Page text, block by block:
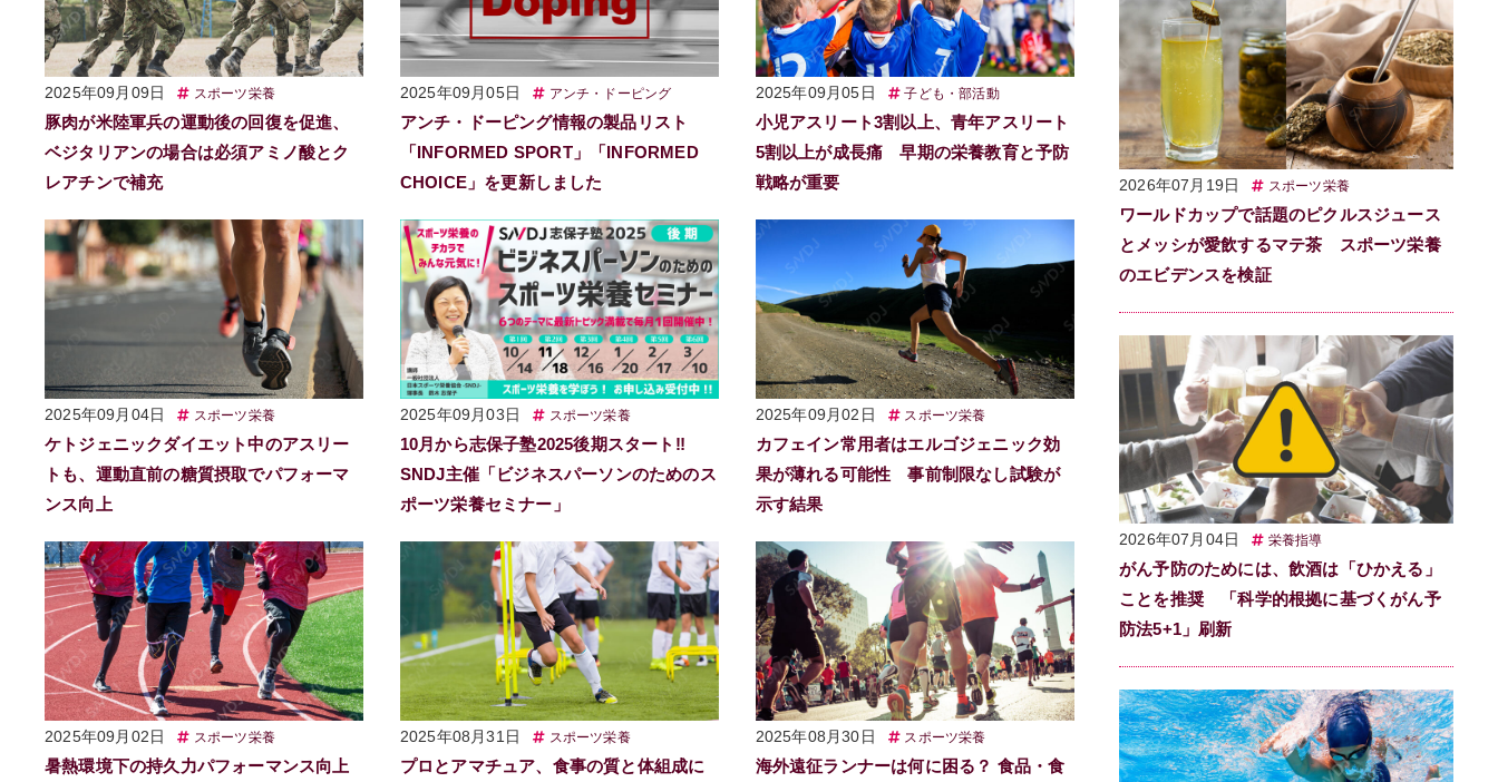
2025年09月09日 スポーツ栄養
豚肉が米陸軍兵の運動後の回復を促進、
ベジタリアンの場合は必須アミノ酸とク
レアチンで補充
2025年09月05日 アンチ・ドーピング
アンチ・ドーピング情報の製品リスト
「INFORMED SPORT」「INFORMED
CHOICE」を更新しました
2025年09月05日 子ども・部活動
小児アスリート3割以上、青年アスリート
5割以上が成長痛 早期の栄養教育と予防
戦略が重要
2025年09月04日 スポーツ栄養
ケトジェニックダイエット中のアスリー
トも、運動直前の糖質摂取でパフォーマ
ンス向上
2025年09月03日 スポーツ栄養
10月から志保子塾2025後期スタート‼
SNDJ主催「ビジネスパーソンのためのス
ポーツ栄養セミナー」
2025年09月02日 スポーツ栄養
カフェイン常用者はエルゴジェニック効
果が薄れる可能性 事前制限なし試験が
示す結果
2025年09月02日 スポーツ栄養
暑熱環境下の持久力パフォーマンス向上
2025年08月31日 スポーツ栄養
プロとアマチュア、食事の質と体組成に
2025年08月30日 スポーツ栄養
海外遠征ランナーは何に困る？ 食品・食
2026年07月19日 スポーツ栄養
ワールドカップで話題のピクルスジュース
とメッシが愛飲するマテ茶 スポーツ栄養
のエビデンスを検証
2026年07月04日 栄養指導
がん予防のためには、飲酒は「ひかえる」
ことを推奨 「科学的根拠に基づくがん予
防法5+1」刷新